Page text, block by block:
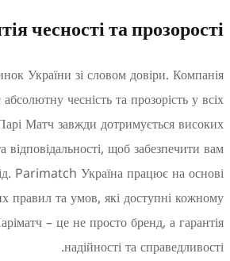
чесності та
на ринок України зі словом довіри.
абсолютну чесність та
Парі Матч завжди дотримується
етики та відповідальності, щоб
досвід. Parimatch Україна працює
прозорих правил та умов, які доступні
Паріматч – це не просто бренд, а
надійності та